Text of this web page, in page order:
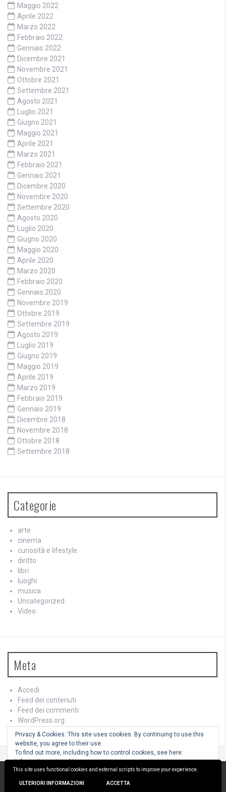
This site uses functional cookies and external scripts to improve your experience.
ULTERIORI INFORMAZIONI ACCETTA
Maggio 2022
Aprile 2022
Marzo 2022
Febbraio 2022
Gennaio 2022
Dicembre 2021
Novembre 2021
Ottobre 2021
Settembre 2021
Agosto 2021
Luglio 2021
Giugno 2021
Maggio 2021
Aprile 2021
Marzo 2021
Febbraio 2021
Gennaio 2021
Dicembre 2020
Novembre 2020
Settembre 2020
Agosto 2020
Luglio 2020
Giugno 2020
Maggio 2020
Aprile 2020
Marzo 2020
Febbraio 2020
Gennaio 2020
Novembre 2019
Ottobre 2019
Settembre 2019
Agosto 2019
Luglio 2019
Giugno 2019
Maggio 2019
Aprile 2019
Marzo 2019
Febbraio 2019
Gennaio 2019
Dicembre 2018
Novembre 2018
Ottobre 2018
Settembre 2018
Categorie
arte
cinema
curiosità e lifestyle
diritto
libri
luoghi
musica
Uncategorized
Video
Meta
Accedi
Feed dei contenuti
Feed dei commenti
WordPress.org
Utilizza WordPress Tema:FlyMag
Privacy & Cookies: This site uses cookies. By continuing to use this
website, you agree to their use.
To find out more, including how to control cookies, see here:
Informativa sui cookie